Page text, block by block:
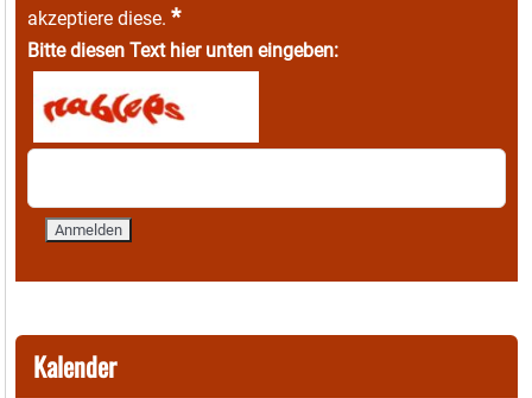
akzeptiere diese. *
Bitte diesen Text hier unten eingeben:
Kalender